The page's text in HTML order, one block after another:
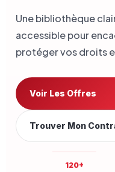
Une bibliothèque
accessible pour
protéger vos droits
Voir Les Offres
Trouver Mon
120+